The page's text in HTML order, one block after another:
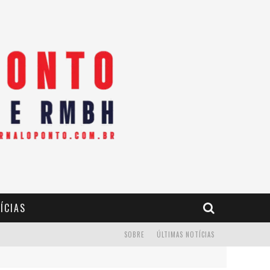
ÚLTIMAS NOTÍCIAS
SOBRE